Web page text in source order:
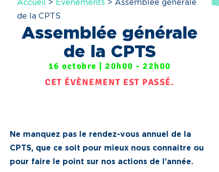
Accueil > Évènements > Assemblée générale
de la CPTS
Assemblée générale
de la CPTS
16 octobre 20h00 - 22h00
CET ÉVÈNEMENT EST PASSÉ.
Ne manquez pas le rendez-vous annuel de la
CPTS, que ce soit pour mieux nous connaitre ou
pour faire le point sur nos actions de l’année.